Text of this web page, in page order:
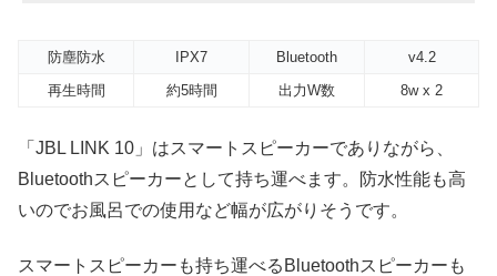
防塵防水 IPX7 Bluetooth
v4.2
再生時間
約5時間 出力W数 8w x 2
「JBL LINK 10」はスマートスピーカーでありながら、
Bluetoothスピーカーとして持ち運べます。防水性能も高
いのでお風呂での使用など幅が広がりそうです。
スマートスピーカーも持ち運べるBluetoothスピーカーも